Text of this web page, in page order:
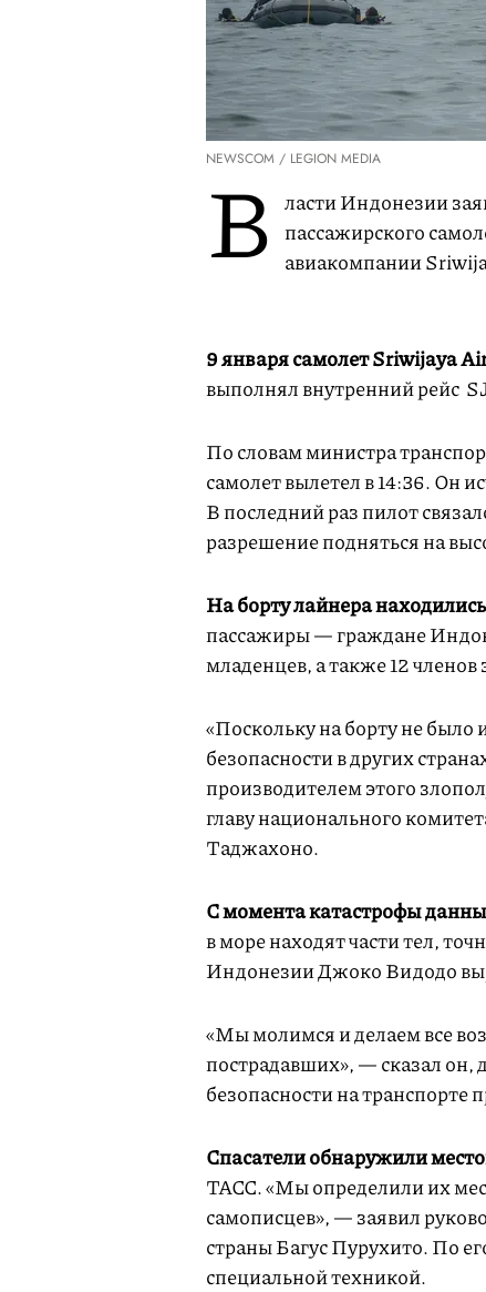
NEWSCOM / LEGION MEDIA
В ласти Индонезии
пассажирского
авиакомпании
9 января самолет Sriwijaya
выполнял внутренний рейс
По словам министра
самолет вылетел в 14:36. Он
В последний раз пилот
разрешение подняться на
На борту лайнера
пассажиры — граждане
младенцев, а также 12
«Поскольку на борту не
безопасности в других
производителем этого
главу национального
Таджахоно.
С момента катастрофы
в море находят части тел,
Индонезии Джоко Видодо
«Мы молимся и делаем все
пострадавших», — сказал он,
безопасности на транспорте
Спасатели обнаружили
ТАСС. «Мы определили их
самописцев», — заявил
страны Багус Пурухито. По
специальной техникой.